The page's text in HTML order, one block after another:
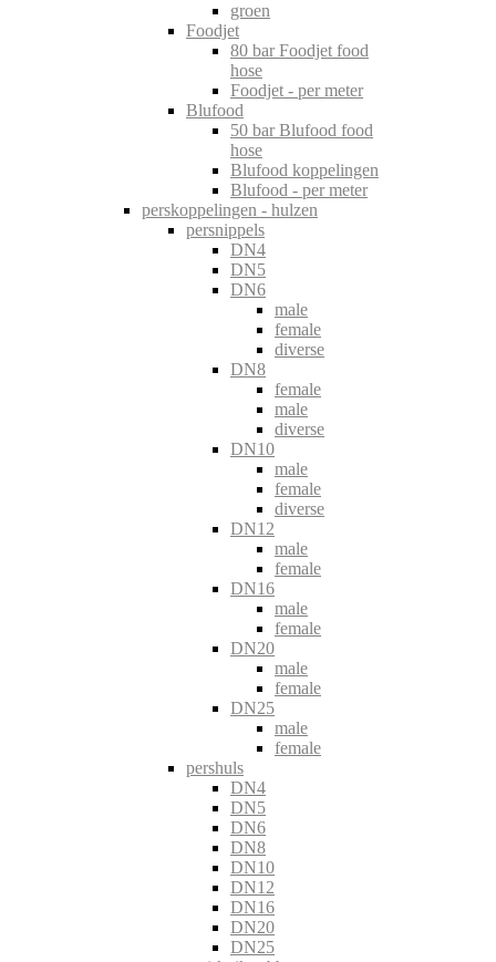
groen
Foodjet
80 bar Foodjet food
hose
Foodjet - per meter
Blufood
50 bar Blufood food
hose
Blufood koppelingen
Blufood - per meter
perskoppelingen - hulzen
persnippels
DN4
DN5
DN6
male
female
diverse
DN8
female
male
diverse
DN10
male
female
diverse
DN12
male
female
DN16
male
female
DN20
male
female
DN25
male
female
pershuls
DN4
DN5
DN6
DN8
DN10
DN12
DN16
DN20
DN25